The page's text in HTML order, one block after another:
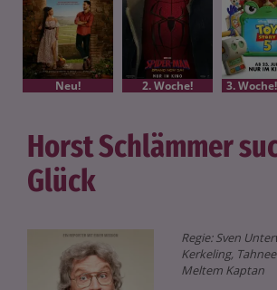
Neu! 2. Woche!
Horst Schlämmer
Glück
Regie: Sven
Kerkeling,
Meltem Kaptan